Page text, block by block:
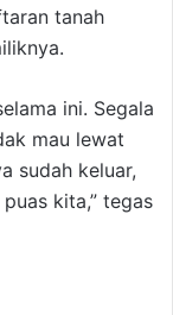
tanah
ini. Segala
mau lewat
sudah keluar,
kita,” tegas